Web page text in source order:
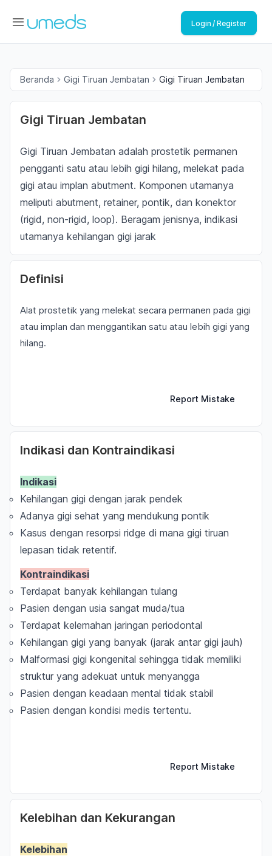
Login / Register
Beranda Gigi Tiruan Jembatan Gigi Tiruan Jembatan
Gigi Tiruan Jembatan
Gigi Tiruan Jembatan adalah prostetik permanen
pengganti satu atau lebih gigi hilang, melekat pada
gigi atau implan abutment. Komponen utamanya
meliputi abutment, retainer, pontik, dan konektor
(rigid, non-rigid, loop). Beragam jenisnya, indikasi
utamanya kehilangan gigi jarak
Definisi
Alat prostetik yang melekat secara permanen pada gigi
atau implan dan menggantikan satu atau lebih gigi yang
hilang.
Report Mistake
Indikasi dan Kontraindikasi
Indikasi
Kehilangan gigi dengan jarak pendek
Adanya gigi sehat yang mendukung pontik
Kasus dengan resorpsi ridge di mana gigi tiruan
lepasan tidak retentif.
Kontraindikasi
Terdapat banyak kehilangan tulang
Pasien dengan usia sangat muda/tua
Terdapat kelemahan jaringan periodontal
Kehilangan gigi yang banyak (jarak antar gigi jauh)
Malformasi gigi kongenital sehingga tidak memiliki
struktur yang adekuat untuk menyangga
Pasien dengan keadaan mental tidak stabil
Pasien dengan kondisi medis tertentu.
Report Mistake
Kelebihan dan Kekurangan
Kelebihan